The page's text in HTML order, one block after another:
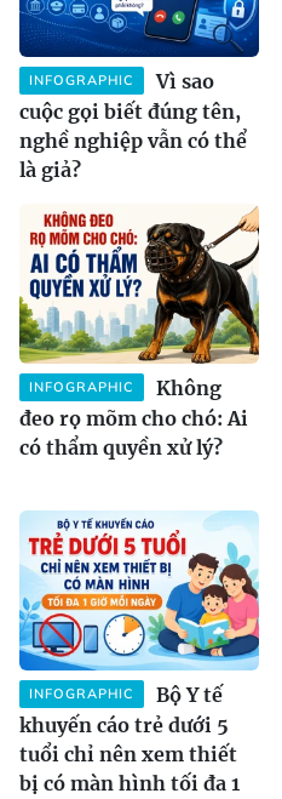
INFOGRAPHIC
Vì sao
cuộc gọi biết đúng tên,
nghề nghiệp vẫn có thể
là giả?
INFOGRAPHIC
Không
đeo rọ mõm cho chó: Ai
có thẩm quyền xử lý?
INFOGRAPHIC
Bộ Y tế
khuyến cáo trẻ dưới 5
tuổi chỉ nên xem thiết
bị có màn hình tối đa 1